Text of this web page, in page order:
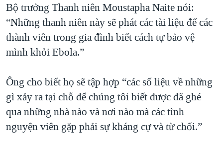
Bộ trưởng Thanh niên Moustapha Naite nói:
“Những thanh niên này sẽ phát các tài liệu để các
thành viên trong gia đình biết cách tự bảo vệ
mình khỏi Ebola.”
Ông cho biết họ sẽ tập hợp “các số liệu về những
gì xảy ra tại chỗ để chúng tôi biết được đã ghé
qua những nhà nào và nơi nào mà các tình
nguyện viên gặp phải sự kháng cự và từ chối.”